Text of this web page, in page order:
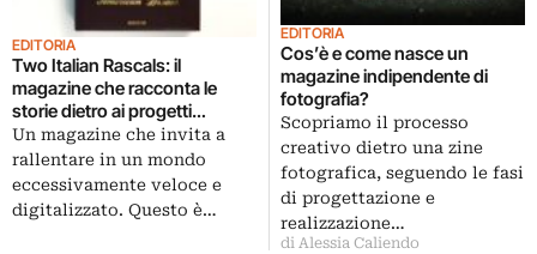
EDITORIA
Two Italian Rascals: il
magazine che racconta le
storie dietro ai progetti
fotografici
Un magazine che invita a
rallentare in un mondo
eccessivamente veloce e
digitalizzato. Questo è…
EDITORIA
Cos’è e come nasce un
magazine indipendente di
fotografia?
Scopriamo il processo
creativo dietro una zine
fotografica, seguendo le fasi
di progettazione e
realizzazione…
di Alessia Caliendo